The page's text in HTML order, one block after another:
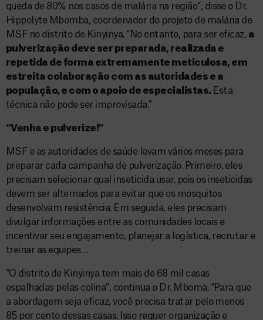
queda de 80% nos casos de malária na região”, disse o Dr.
Hippolyte Mbomba, coordenador do projeto de malária de
MSF no distrito de Kinyinya. “No entanto, para ser eficaz, a
pulverização deve ser preparada, realizada e
repetida de forma extremamente meticulosa, em
estreita colaboração com as autoridades e a
população, e com o apoio de especialistas. Esta
técnica não pode ser improvisada.”
“Venha e pulverize!”
MSF e as autoridades de saúde levam vários meses para
preparar cada campanha de pulverização. Primeiro, eles
precisam selecionar qual inseticida usar, pois os inseticidas
devem ser alternados para evitar que os mosquitos
desenvolvam resistência. Em seguida, eles precisam
divulgar informações entre as comunidades locais e
incentivar seu engajamento, planejar a logística, recrutar e
treinar as equipes…
“O distrito de Kinyinya tem mais de 68 mil casas
espalhadas pelas colina”, continua o Dr. Mboma. “Para que
a abordagem seja eficaz, você precisa tratar pelo menos
85 por cento dessas casas. Isso requer organização e